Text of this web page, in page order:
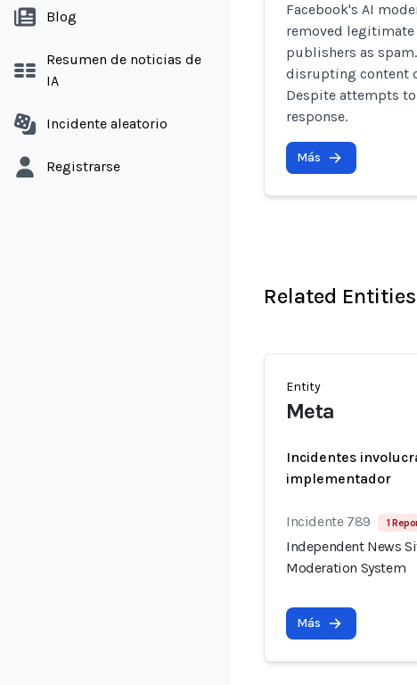
Blog
Resumen de noticias de
IA
Incidente aleatorio
Registrarse
Facebook's AI
removed
publishers as
disrupting content
Despite attempts
response.
Más
Related Entities
Entity
Meta
Incidentes
implementador
Incidente 789 1
Independent News
Moderation System
Más